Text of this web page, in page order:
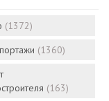
(1372)
(1360)
(163)